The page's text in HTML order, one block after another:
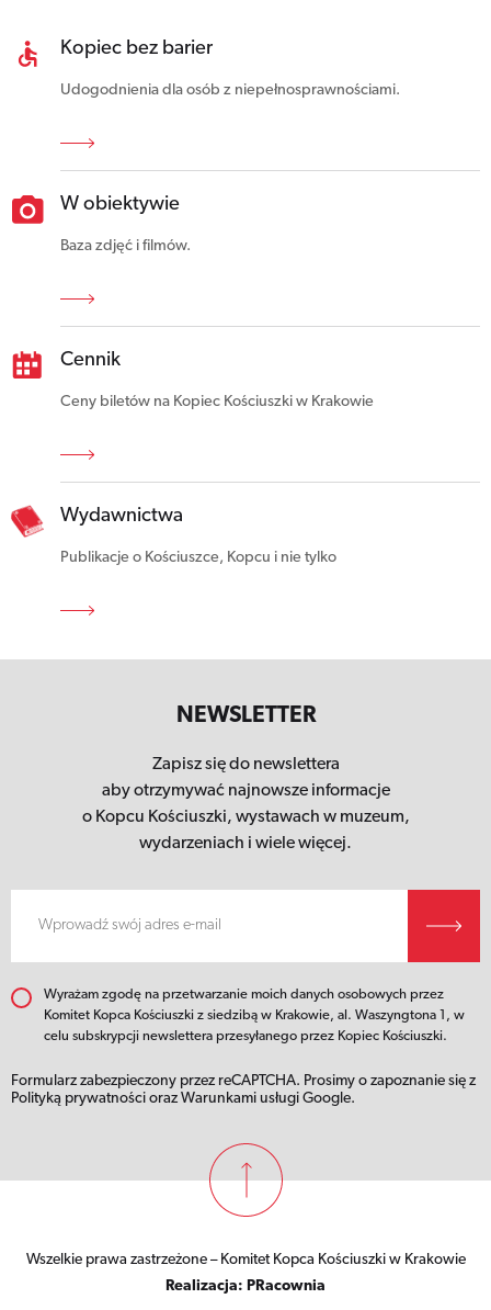
Kopiec bez barier
Udogodnienia dla osób z niepełnosprawnościami.
W obiektywie
Baza zdjęć i filmów.
Cennik
Ceny biletów na Kopiec Kościuszki w Krakowie
Wydawnictwa
Publikacje o Kościuszce, Kopcu i nie tylko
NEWSLETTER
Zapisz się do newslettera
aby otrzymywać najnowsze informacje
o Kopcu Kościuszki, wystawach w muzeum,
wydarzeniach i wiele więcej.
Wyrażam zgodę na przetwarzanie moich danych osobowych przez
Komitet Kopca Kościuszki z siedzibą w Krakowie, al. Waszyngtona 1, w
celu subskrypcji newslettera przesyłanego przez Kopiec Kościuszki.
Formularz zabezpieczony przez reCAPTCHA. Prosimy o zapoznanie się z
Polityką prywatności oraz Warunkami usługi Google.
Wszelkie prawa zastrzeżone – Komitet Kopca Kościuszki w Krakowie
Realizacja: PRacownia